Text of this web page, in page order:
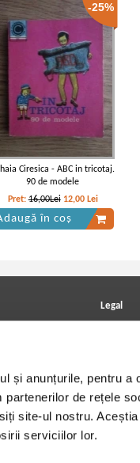
și anunțurile, pentru a
de rețele
site-ul nostru.
serviciilor lor.
-25%
Ciresica - ABC in tricotaj.
90 de modele
Pret:16,00Lei 12,00 Lei
în coș
Legal
Utilizare